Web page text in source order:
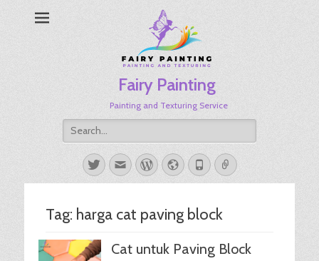
Fairy Painting
Painting and Texturing Service
Search
for:
TwitterEmailWordPress
Website
PhoneLink
Tag: harga cat paving block
Cat untuk Paving Block